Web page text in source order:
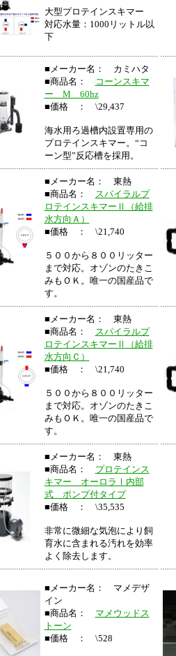
大型プロテインスキマー
対応水量：1000リットル以
下
■メーカー名： カミハタ
■商品名：
コーンスキマ
ー M 60hz
■価格 ： \29,437
海水用ろ過槽内設置専用の
プロテインスキマー。“コ
ーン型”反応槽を採用。
■メーカー名： 東熱
■商品名： スパイラルプ
ロテインスキマーⅡ（給排
水方向Ａ）
■価格 ： \21,740
５００から８００リッター
まで対応。オゾンのたきこ
みもＯＫ。唯一の国産品で
す。
■メーカー名： 東熱
■商品名： スパイラルプ
ロテインスキマーⅡ（給排
水方向Ｃ）
■価格 ： \21,740
５００から８００リッター
まで対応。オゾンのたきこ
みもＯＫ。唯一の国産品で
す。
■メーカー名： 東熱
■商品名： プロテインス
キマー オーロラⅠ内部
式 ポンプ付タイプ
■価格 ： \35,535
非常に微細な気泡により飼
育水に含まれる汚れを効率
よく除去します。
■メーカー名： マメデザ
イン
■商品名： マメウッドス
トーン
■価格 ： \528